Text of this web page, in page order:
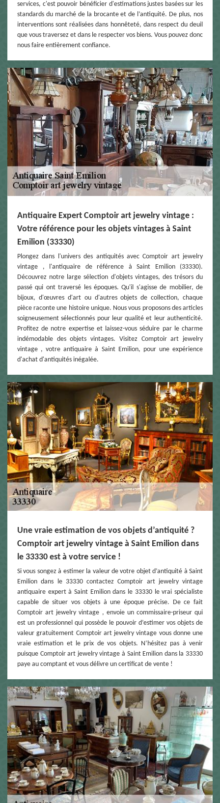
services, c'est pouvoir bénéficier d'estimations justes basées sur les
standards du marché de la brocante et de l’antiquité. De plus, nos
interventions sont réalisées dans honnêteté, dans respect du deuil
que vous traversez et dans le respecter vos biens. Vous pouvez donc
nous faire entièrement confiance.
Antiquaire Expert Comptoir art jewelry vintage :
Votre référence pour les objets vintages à Saint
Emilion (33330)
Plongez dans l'univers des antiquités avec Comptoir art jewelry
vintage , l'antiquaire de référence à Saint Emilion (33330).
Découvrez notre large sélection d'objets vintages, des trésors du
passé qui ont traversé les époques. Qu'il s'agisse de mobilier, de
bijoux, d'œuvres d'art ou d'autres objets de collection, chaque
pièce raconte une histoire unique. Nous vous proposons des articles
soigneusement sélectionnés pour leur qualité et leur authenticité.
Profitez de notre expertise et laissez-vous séduire par le charme
indémodable des objets vintages. Visitez Comptoir art jewelry
vintage , votre antiquaire à Saint Emilion, pour une expérience
d'achat d'antiquités inégalée.
Une vraie estimation de vos objets d’antiquité ?
Comptoir art jewelry vintage à Saint Emilion dans
le 33330 est à votre service !
Si vous songez à estimer la valeur de votre objet d’antiquité à Saint
Emilion dans le 33330 contactez Comptoir art jewelry vintage
antiquaire expert à Saint Emilion dans le 33330 le vrai spécialiste
capable de situer vos objets à une époque précise. De ce fait
Comptoir art jewelry vintage , envoie un commissaire-priseur qui
est un professionnel qui possède le pouvoir d’estimer vos objets de
valeur gratuitement Comptoir art jewelry vintage vous donne une
vraie estimation et le prix de vos objets. N’hésitez pas à venir
puisque Comptoir art jewelry vintage à Saint Emilion dans la 33330
paye au comptant et vous délivre un certificat de vente !